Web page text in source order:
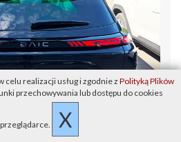
celu realizacji usług i zgodnie z Polityką Plików
przechowywania lub dostępu do cookies
X